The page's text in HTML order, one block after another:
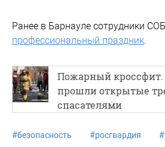
Ранее в Барнауле сотрудники
профессиональный праздник
Пожарный кроссфит.
прошли открытые
спасателями
#безопасность #росгвардия #